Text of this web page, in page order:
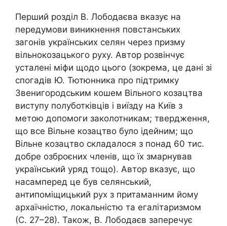
Перший розділ В. Лободаєва вказує на
передумови виникнення повстанських
загонів українських селян через призму
вільнокозацького руху. Автор розвінчує
усталені міфи щодо цього (зокрема, це дані зі
спогадів Ю. Тютюнника про підтримку
Звенигородським кошем Вільного козацтва
виступу полуботківців і виїзду на Київ з
метою допомоги заколотникам; твердження,
що все Вільне козацтво було ідейним; що
Вільне козацтво складалося з понад 60 тис.
добре озброєних членів, що їх змарнував
український уряд тощо). Автор вказує, що
насамперед це був селянський,
антипоміщицький рух з притаманним йому
архаїчністю, локальністю та егалітаризмом
(С. 27–28). Також, В. Лободаєв заперечує